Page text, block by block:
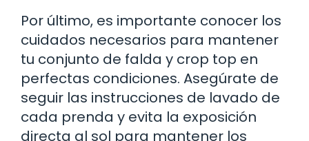
Por último, es importante conocer los
cuidados necesarios para mantener
tu conjunto de falda y crop top en
perfectas condiciones. Asegúrate de
seguir las instrucciones de lavado de
cada prenda y evita la exposición
directa al sol para mantener los